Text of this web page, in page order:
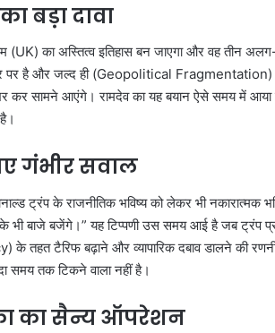
बड़ा दावा
(UK) का अस्तित्व इतिहास बन जाएगा और वह तीन
पर है और जल्द ही (Geopolitical
सामने आएंगे। रामदेव का यह बयान ऐसे समय में आया
गंभीर सवाल
ट्रंप के राजनीतिक भविष्य को लेकर भी नकारात्मक
भी बाजे बजेंगे।” यह टिप्पणी उस समय आई है जब ट्रंप
टैरिफ बढ़ाने और व्यापारिक दबाव डालने की
समय तक टिकने वाला नहीं है।
का सैन्य ऑपरेशन